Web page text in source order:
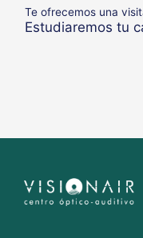
Te ofrecemos una
Estudiaremos tu